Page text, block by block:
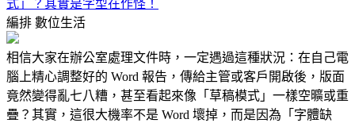
式」？其實是字型在作怪！
編排 數位生活
相信大家在辦公室處理文件時，一定遇過這種狀況：在自己電
腦上精心調整好的 Word 報告，傳給主管或客戶開啟後，版面
竟然變得亂七八糟，甚至看起來像「草稿模式」一樣空曠或重
疊？其實，這很大機率不是 Word 壞掉，而是因為「字體缺